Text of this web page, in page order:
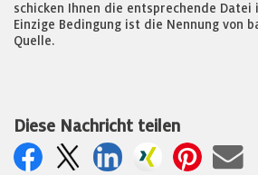
schicken Ihnen die entsprechende Datei
Einzige Bedingung ist die Nennung von
Quelle.
Diese Nachricht teilen